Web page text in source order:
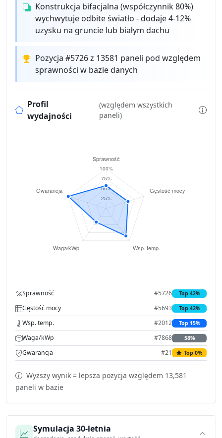
Konstrukcja bifacjalna (współczynnik 80%)
wychwytuje odbite światło - dodaje 4-12%
uzysku na gruncie lub białym dachu
Pozycja #5726 z 13581 paneli pod względem
sprawności w bazie danych
Profil
wydajności
(względem wszystkich
paneli)
Sprawność #5726 Top 42%
Gęstość mocy #5693 Top 42%
Wsp. temp. #2012 Top 15%
Waga/kWp #7868 58%
Gwarancja #21 Top 0%
Wyższy wynik = lepsza pozycja względem 13,581
paneli w bazie
Symulacja 30-letnia